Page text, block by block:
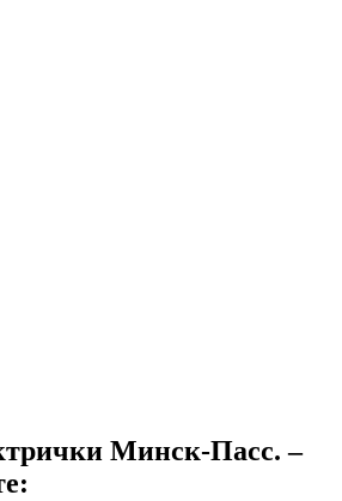
Минск-Пасс. –